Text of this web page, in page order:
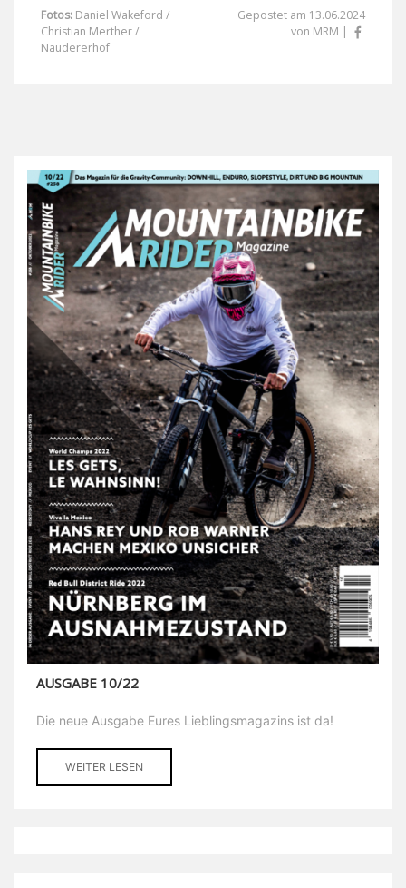
Fotos: Daniel Wakeford /
Christian Merther /
Naudererhof
Gepostet am 13.06.2024
von MRM |
AUSGABE 10/22
Die neue Ausgabe Eures Lieblingsmagazins ist da!
WEITER LESEN